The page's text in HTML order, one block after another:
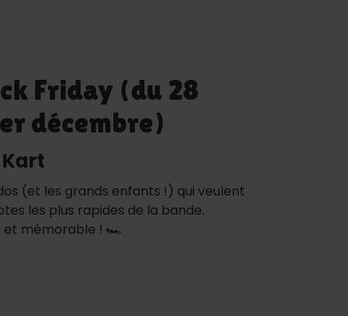
Friday (du 28
décembre)
Kart
(et les grands enfants !) qui veulent
les plus rapides de la bande.
et mémorable ! 🏎️